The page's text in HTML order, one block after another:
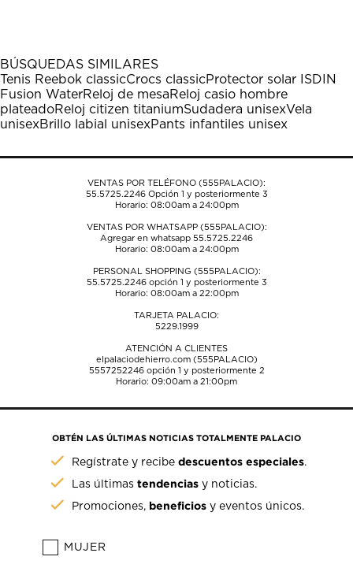
BÚSQUEDAS SIMILARES
Tenis Reebok classicCrocs classicProtector solar ISDIN
Fusion WaterReloj de mesaReloj casio hombre
plateadoReloj citizen titaniumSudadera unisexVela
unisexBrillo labial unisexPants infantiles unisex
VENTAS POR TELÉFONO (555PALACIO):
55.5725.2246Opción 1 y posteriormente 3
Horario: 08:00am a 24:00pm
VENTAS POR WHATSAPP (555PALACIO):
Agregar en whatsapp 55.5725.2246
Horario: 08:00am a 24:00pm
PERSONAL SHOPPING (555PALACIO):
55.5725.2246opción 1 y posteriormente 3
Horario: 08:00am a 22:00pm
TARJETA PALACIO:
5229.1999
ATENCIÓN A CLIENTES
elpalaciodehierro.com (555PALACIO)
5557252246opción 1 y posteriormente 2
Horario: 09:00am a 21:00pm
OBTÉN LAS ÚLTIMAS NOTICIAS TOTALMENTE PALACIO
Regístrate y recibedescuentos especiales.
Las últimastendencias y noticias.
Promociones, beneficios y eventos únicos.
MUJER